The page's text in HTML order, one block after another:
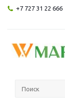
+7 727 31 22 666